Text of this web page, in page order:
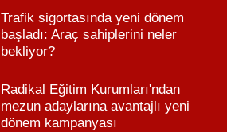
Trafik sigortasında yeni dönem
başladı: Araç sahiplerini neler
bekliyor?
Radikal Eğitim Kurumları'ndan
mezun adaylarına avantajlı yeni
dönem kampanyası